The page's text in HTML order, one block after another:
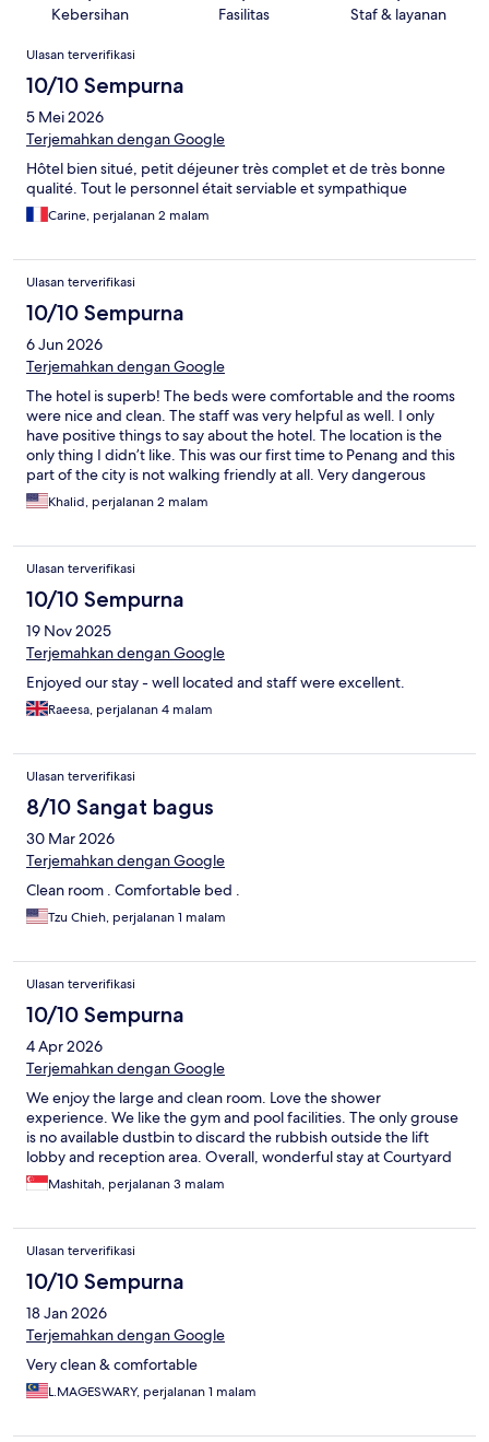
Kebersihan Fasilitas Staf & layanan
Ulasan
Ulasan terverifikasi
10/10 Sempurna
5 Mei 2026
Terjemahkan dengan Google
Hôtel bien situé, petit déjeuner très complet et de très bonne
qualité. Tout le personnel était serviable et sympathique
Carine, perjalanan 2 malam
Ulasan terverifikasi
10/10 Sempurna
6 Jun 2026
Terjemahkan dengan Google
The hotel is superb! The beds were comfortable and the rooms
were nice and clean. The staff was very helpful as well. I only
have positive things to say about the hotel. The location is the
only thing I didn’t like. This was our first time to Penang and this
part of the city is not walking friendly at all. Very dangerous
between the lack of sidewalks and 1 foot wide by 2 feet deep
drainage that is along the sidewalks. Be very careful walking
Khalid, perjalanan 2 malam
Ulasan terverifikasi
10/10 Sempurna
19 Nov 2025
Terjemahkan dengan Google
Enjoyed our stay - well located and staff were excellent.
Raeesa, perjalanan 4 malam
Ulasan terverifikasi
8/10 Sangat bagus
30 Mar 2026
Terjemahkan dengan Google
Clean room . Comfortable bed .
Tzu Chieh, perjalanan 1 malam
Ulasan terverifikasi
10/10 Sempurna
4 Apr 2026
Terjemahkan dengan Google
We enjoy the large and clean room. Love the shower
experience. We like the gym and pool facilities. The only grouse
is no available dustbin to discard the rubbish outside the lift
lobby and reception area. Overall, wonderful stay at Courtyard
Mashitah, perjalanan 3 malam
Ulasan terverifikasi
10/10 Sempurna
18 Jan 2026
Terjemahkan dengan Google
Very clean & comfortable
L.MAGESWARY, perjalanan 1 malam